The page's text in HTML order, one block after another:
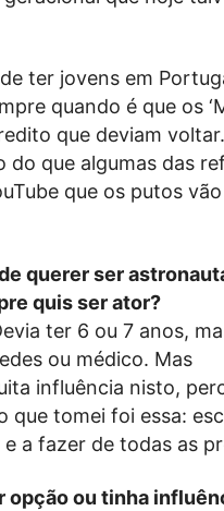
ter jovens em
quando é que os
que deviam
do que algumas das
que os putos
querer ser
quis ser ator?
ter 6 ou 7 anos,
ou médico. Mas
influência nisto,
que tomei foi essa:
a fazer de todas as
opção ou tinha